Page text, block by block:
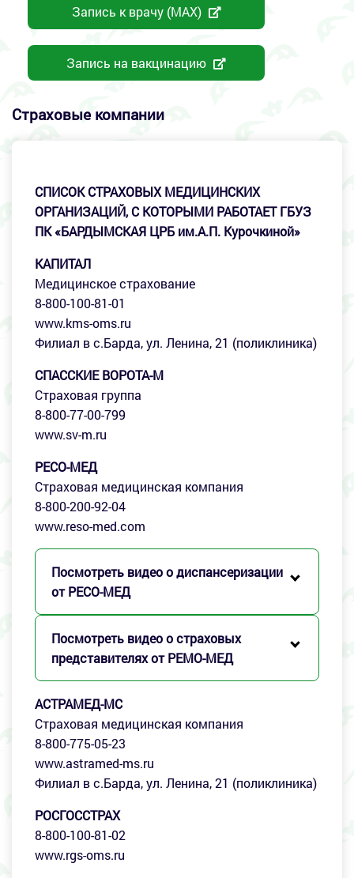
Запись к врачу (MAX)
Запись на вакцинацию
Страховые компании
СПИСОК СТРАХОВЫХ МЕДИЦИНСКИХ
ОРГАНИЗАЦИЙ, С КОТОРЫМИ РАБОТАЕТ ГБУЗ
ПК «БАРДЫМСКАЯ ЦРБ им.А.П. Курочкиной»
КАПИТАЛ
Медицинское страхование
8-800-100-81-01
www.kms-oms.ru
Филиал в с.Барда, ул. Ленина, 21 (поликлиника)
СПАССКИЕ ВОРОТА-М
Страховая группа
8-800-77-00-799
www.sv-m.ru
РЕСО-МЕД
Страховая медицинская компания
8-800-200-92-04
www.reso-med.com
Посмотреть видео о диспансеризации
от РЕСО-МЕД
Посмотреть видео о страховых
представителях от РЕМО-МЕД
АСТРАМЕД-МС
Страховая медицинская компания
8-800-775-05-23
www.astramed-ms.ru
Филиал в с.Барда, ул. Ленина, 21 (поликлиника)
РОСГОССТРАХ
8-800-100-81-02
www.rgs-oms.ru